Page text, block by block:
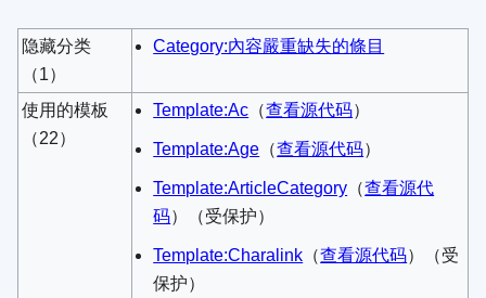
隐藏分类
（1）
Category:內容嚴重缺失的條目
使用的模板
（22）
Template:Ac ​（查看源代码）​
Template:Age ​（查看源代码）​
Template:ArticleCategory ​（查看源代
码）​（受保护）
Template:Charalink ​（查看源代码）​（受
保护）